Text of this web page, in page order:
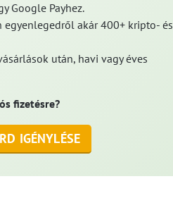
Google Payhez.
akár 400+ kripto- és
után, havi vagy éves
fizetésre?
IGÉNYLÉSE